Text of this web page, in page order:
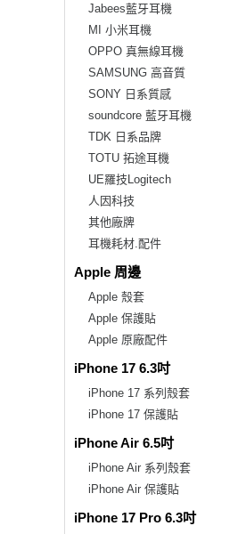
Jabees藍牙耳機
MI 小米耳機
OPPO 真無線耳機
SAMSUNG 高音質
SONY 日系質感
soundcore 藍牙耳機
TDK 日系品牌
TOTU 拓途耳機
UE羅技Logitech
人因科技
其他廠牌
耳機耗材.配件
Apple 周邊
Apple 殼套
Apple 保護貼
Apple 原廠配件
iPhone 17 6.3吋
iPhone 17 系列殼套
iPhone 17 保護貼
iPhone Air 6.5吋
iPhone Air 系列殼套
iPhone Air 保護貼
iPhone 17 Pro 6.3吋